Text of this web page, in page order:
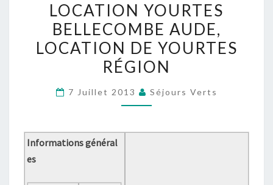
YOURTES
BELLECOMBE
AUDE,
LOCATION
YOURTES
LOCATION YOURTES
BELLECOMBE AUDE,
LOCATION DE YOURTES
RÉGION
7 Juillet 2013 Séjours Verts
Informations général
es